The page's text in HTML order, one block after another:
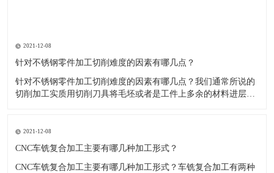
2021-12-08
针对不锈钢零件加工切削难度的因素有哪几点？
针对不锈钢零件加工切削难度的因素有哪几点？我们通常所说的
切削加工实质用切削刀具将毛坯或者是工件上多余的材料进层进
其他的常规材料，比如铜材和铝合金，究其原因有以下几个关键
因素： 一
2021-12-08
CNC车铣复合加工主要有哪几种加工形式？
CNC车铣复合加工主要有哪几种加工形式？车铣复合加工有两种